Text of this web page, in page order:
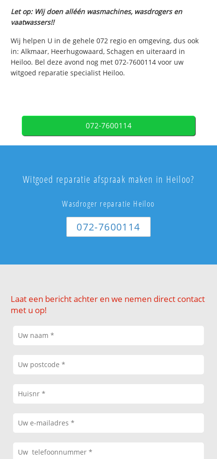
Let op: Wij doen alléén wasmachines, wasdrogers en
vaatwassers!!
Wij helpen U in de gehele 072 regio en omgeving, dus ook
in: Alkmaar, Heerhugowaard, Schagen en uiteraard in
Heiloo. Bel deze avond nog met 072-7600114 voor uw
witgoed reparatie specialist Heiloo.
072-7600114
Witgoed reparatie afspraak maken in Heiloo?
Wasdroger reparatie Heiloo
072-7600114
Laat een bericht achter en we nemen direct contact
met u op!